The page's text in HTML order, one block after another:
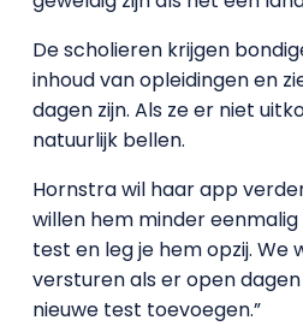
De scholieren krijgen
inhoud van opleidingen en
dagen zijn. Als ze er niet
natuurlijk bellen.
Hornstra wil haar app
willen hem minder eenmalig
test en leg je hem opzij. We
versturen als er open
nieuwe test toevoegen.”